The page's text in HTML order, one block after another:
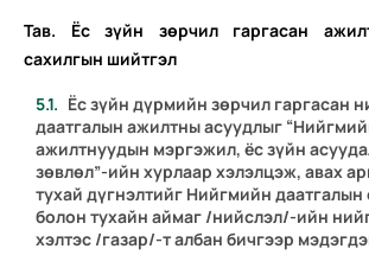
Тав. Ёс зүйн зөрчил гаргасан
сахилгын шийтгэл
Ёс зүйн дүрмийн зөрчил гаргасан
даатгалын ажилтны асуудлыг
ажилтнуудын мэргэжил, ёс зүйн
зөвлөл”-ийн хурлаар хэлэлцэж, авах
тухай дүгнэлтийг Нийгмийн даатгалын
болон тухайн аймаг /нийслэл/-ийн
хэлтэс /газар/-т албан бичгээр